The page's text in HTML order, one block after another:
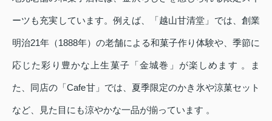
ーツも充実しています。例えば、「越山甘清堂」では、創業
明治21年（1888年）の老舗による和菓子作り体験や、季節に
応じた彩り豊かな上生菓子「金城巻」が楽しめます 。ま
た、同店の「Cafe甘」では、夏季限定のかき氷や涼菓セット
など、見た目にも涼やかな一品が揃っています 。